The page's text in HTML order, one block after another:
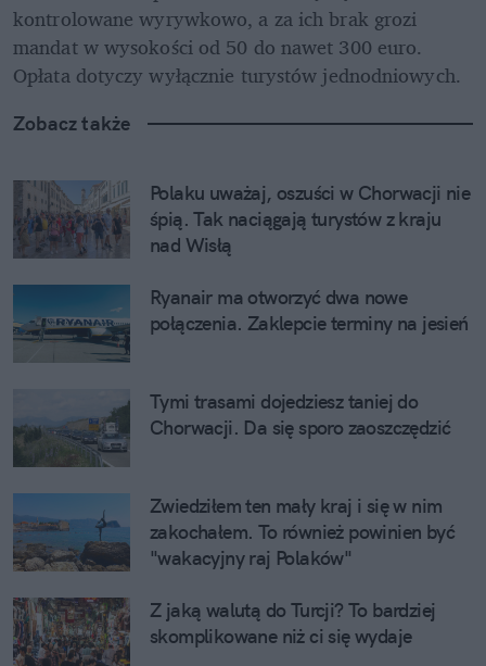
kontrolowane wyrywkowo, a za ich brak grozi
mandat w wysokości od 50 do nawet 300 euro.
Opłata dotyczy wyłącznie turystów jednodniowych.
Zobacz także
Polaku uważaj, oszuści w Chorwacji nie
śpią. Tak naciągają turystów z kraju
nad Wisłą
Ryanair ma otworzyć dwa nowe
połączenia. Zaklepcie terminy na jesień
Tymi trasami dojedziesz taniej do
Chorwacji. Da się sporo zaoszczędzić
Zwiedziłem ten mały kraj i się w nim
zakochałem. To również powinien być
"wakacyjny raj Polaków"
Z jaką walutą do Turcji? To bardziej
skomplikowane niż ci się wydaje